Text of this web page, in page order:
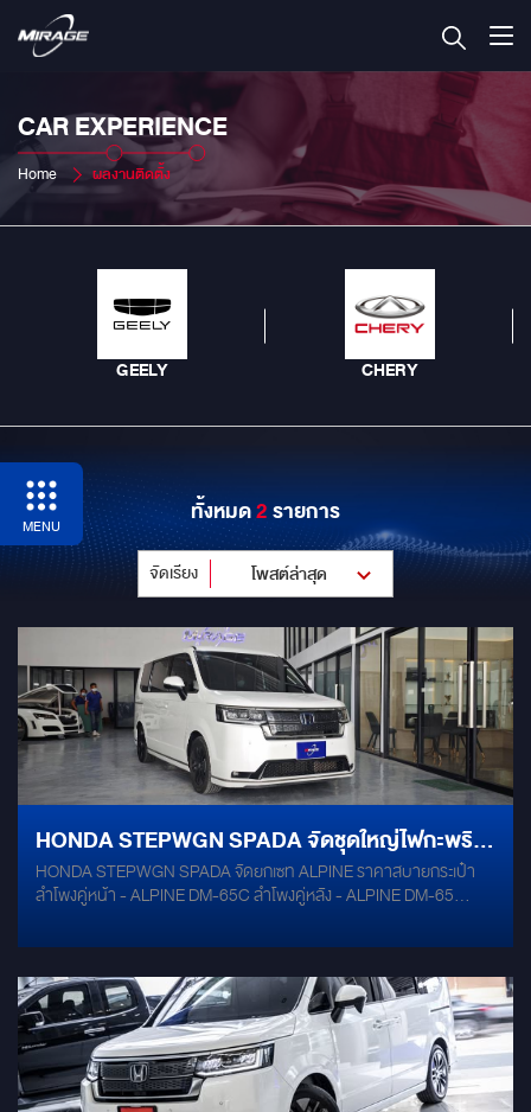
CAR EXPERIENCE
Home ผลงานติดตั้ง
GEELY CHERY
MENU ทั้งหมด2รายการ
จัดเรียง โพสต์ล่าสุด
HONDA STEPWGN SPADA จัดชุดใหญ่ไฟกะพริบ
FULL ALPINE SET ครบเครื่อง มัลติมีเดียจอ 2K ลื่น
ไหล คุ้มค่าสบายกระเป๋า
HONDA STEPWGN SPADA จัดยกเซท ALPINE ราคาสบายกระเป๋า
ลำโพงคู่หน้า - ALPINE DM-65C ลำโพงคู่หลัง - ALPINE DM-65
Android ตรงรุ่นสุดล้ำ ความคมชัด 2K OCTA - CORE - RAM 6 /
Spotify / Google Play ระบบ PIP Picture in Picture เป็นการแบ่ง 2
หน้าต่างในจอเดียว จอเพดานเล่นพร้อมจอหน้า